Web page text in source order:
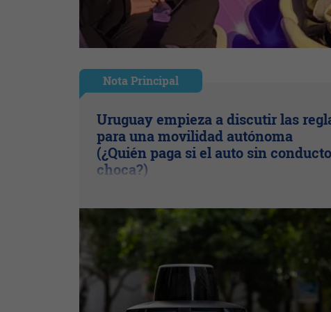
Nota Principal
Uruguay empieza a discutir las
para una movilidad autónoma
(¿Quién paga si el auto sin
choca?)